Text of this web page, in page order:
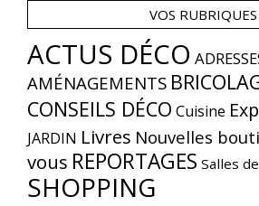
VOS RUBRIQUES
ACTUS DÉCO
AMÉNAGEMENTS
CONSEILS DÉCO Cuisine
JARDIN Livres Nouvelles
vous REPORTAGES Salles
SHOPPING